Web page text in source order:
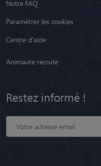
Notre FAQ
Paramétrer les cookies
Centre d'aide
Animaute recrute
Restez informé !